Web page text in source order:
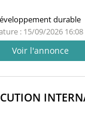
durable
: 15/09/2026 16:08
Voir l'annonce